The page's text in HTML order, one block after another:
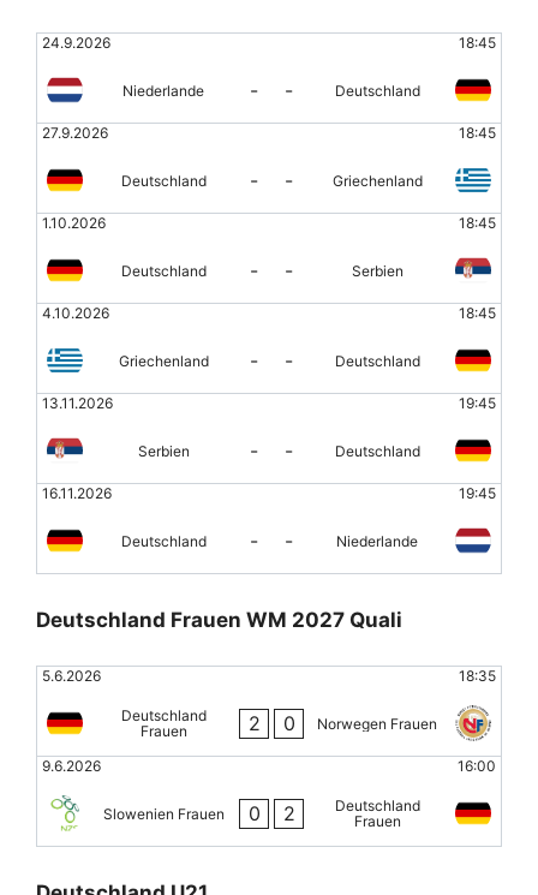
24.9.2026 18:45
Niederlande - - Deutschland
27.9.2026 18:45
Deutschland - - Griechenland
1.10.2026 18:45
Deutschland - - Serbien
4.10.2026 18:45
Griechenland - - Deutschland
13.11.2026 19:45
Serbien - - Deutschland
16.11.2026 19:45
Deutschland - - Niederlande
Deutschland Frauen WM 2027 Quali
5.6.2026 18:35
Deutschland
Frauen
2 0 Norwegen Frauen
9.6.2026 16:00
Slowenien Frauen 0 2
Deutschland
Frauen